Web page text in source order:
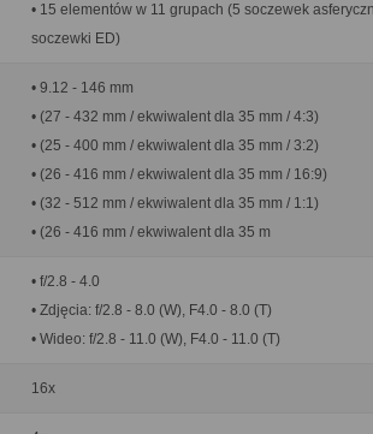
• 15 elementów w 11 grupach (5 soczewek
soczewki ED)
• 9.12 - 146 mm
• (27 - 432 mm / ekwiwalent dla 35 mm / 4:3)
• (25 - 400 mm / ekwiwalent dla 35 mm / 3:2)
• (26 - 416 mm / ekwiwalent dla 35 mm / 16:9)
• (32 - 512 mm / ekwiwalent dla 35 mm / 1:1)
• (26 - 416 mm / ekwiwalent dla 35 m
• f/2.8 - 4.0
• Zdjęcia: f/2.8 - 8.0 (W), F4.0 - 8.0 (T)
• Wideo: f/2.8 - 11.0 (W), F4.0 - 11.0 (T)
16x